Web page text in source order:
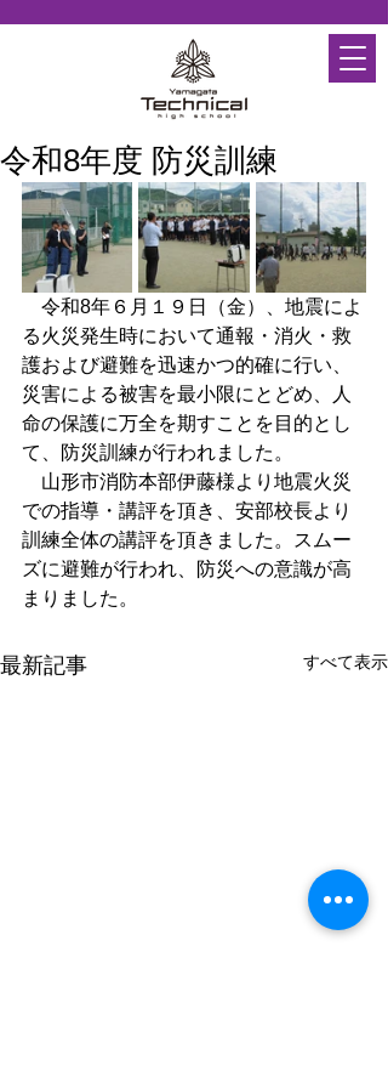
令和8年度 防災訓練
令和8年６月１９日（金）、地震によ
る火災発生時において通報・消火・救
護および避難を迅速かつ的確に行い、
災害による被害を最小限にとどめ、人
命の保護に万全を期すことを目的とし
て、防災訓練が行われました。
山形市消防本部伊藤様より地震火災
での指導・講評を頂き、安部校長より
訓練全体の講評を頂きました。スムー
ズに避難が行われ、防災への意識が高
まりました。
最新記事 すべて表示